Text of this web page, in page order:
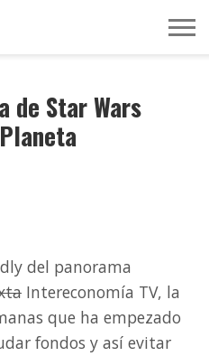
de Star Wars
del panorama
Intereconomía TV, la
que ha empezado
fondos y así evitar